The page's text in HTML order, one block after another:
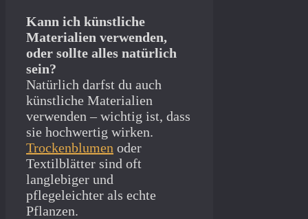
Kann ich künstliche
Materialien verwenden,
oder sollte alles natürlich
sein?
Natürlich darfst du auch
künstliche Materialien
verwenden – wichtig ist, dass
sie hochwertig wirken.
Trockenblumen oder
Textilblätter sind oft
langlebiger und
pflegeleichter als echte
Pflanzen.